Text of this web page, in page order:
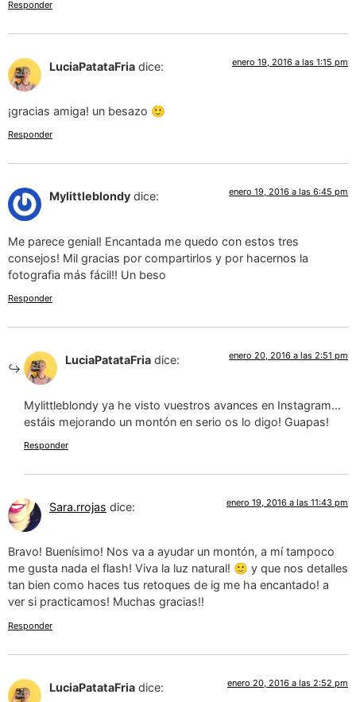
Responder
LuciaPatataFria dice: enero 19, 2016 a las 1:15 pm
¡gracias amiga! un besazo 🙂
Responder
Mylittleblondy dice: enero 19, 2016 a las 6:45 pm
Me parece genial! Encantada me quedo con estos tres
consejos! Mil gracias por compartirlos y por hacernos la
fotografia más fácil!! Un beso
Responder
LuciaPatataFria dice: enero 20, 2016 a las 2:51 pm
Mylittleblondy ya he visto vuestros avances en Instagram…
estáis mejorando un montón en serio os lo digo! Guapas!
Responder
Sara.rrojas dice: enero 19, 2016 a las 11:43 pm
Bravo! Buenísimo! Nos va a ayudar un montón, a mí tampoco
me gusta nada el flash! Viva la luz natural! 🙂 y que nos detalles
tan bien como haces tus retoques de ig me ha encantado! a
ver si practicamos! Muchas gracias!!
Responder
LuciaPatataFria dice: enero 20, 2016 a las 2:52 pm